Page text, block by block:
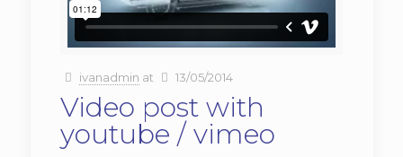
ivanadmin at 13/05/2014
Video post with
youtube / vimeo